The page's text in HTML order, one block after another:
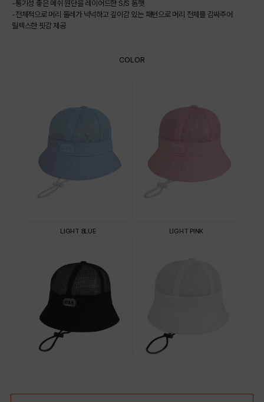
-통기성 좋은 메쉬 원단을 레이어드한 S/S 돔햇
-전체적으로 머리 둘레가 넉넉하고 깊이감 있는 패턴으로 머리 전체를 감싸주어
릴렉스한 핏감 제공
COLOR
LIGHT BLUE LIGHT PINK